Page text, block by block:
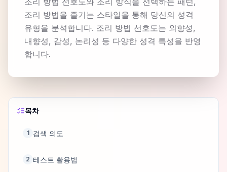
조리 방법을 즐기는 스타일을 통해 당신의 성격
유형을 분석합니다. 조리 방법 선호도는 외향성,
내향성, 감성, 논리성 등 다양한 성격 특성을 반영
합니다.
목차
1 검색 의도
2 테스트 활용법